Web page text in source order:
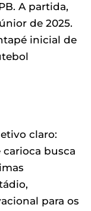
A partida,
de 2025.
inicial de
claro:
busca
para os